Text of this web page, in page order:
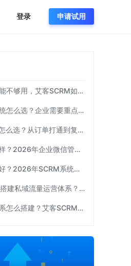
登录 申请试用
企业微信原生功能不够用，艾客SCRM如何补齐运营链路？
企业微信管理系统怎么选？企业需要重点考察这7项能力|艾客SCRM
电商SCRM系统怎么选？从订单打通到复购运营 | 艾客SCRM
艾客SCRM怎么样？2026年企业微信管理工具选型指南
SCRM系统哪家好？2026年SCRM系统选型指南|艾客SCRM
品牌如何从0到1搭建私域流量运营体系？| 艾客SCRM
企业私域运营体系怎么搭建？艾客SCRM拆解三个关键环节